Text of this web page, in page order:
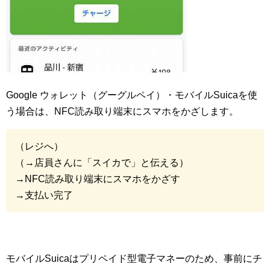
Google ウォレット（グーグルペイ）・モバイルSuicaを使
う場合は、NFC読み取り端末にスマホをかざします。
（レジへ）
（→店員さんに「スイカで」と伝える）
→NFC読み取り端末にスマホをかざす
→支払い完了
モバイルSuicaはプリペイド型電子マネーのため、事前にチ